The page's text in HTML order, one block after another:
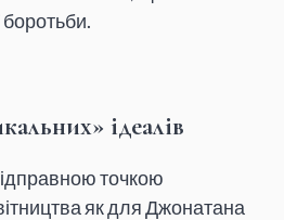
ідеалів
точкою
як для Джонатана